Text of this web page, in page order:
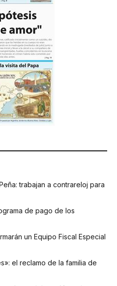
trabajan a contrareloj para
de pago de los
un Equipo Fiscal Especial
el reclamo de la familia de